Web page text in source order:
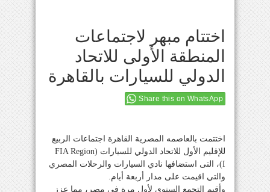
اختتام مبهر لاجتماعات
المنطقة الأولى للاتحاد
الدولي للسيارات بالقاهرة
Share this on WhatsApp
اختتمت بالعاصمه المصرية القاهرة اجتماعات الربيع
للإقليم الأول للاتحاد الدولي للسيارات (FIA Region
I)، التى استضافها نادي السيارات والرحلات المصري
والتي اقيمت على مدار أربعة أيام.
وأقيم التجمع السنوي لأول مرة في مصر، مما عزز